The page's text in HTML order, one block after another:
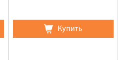
Купить